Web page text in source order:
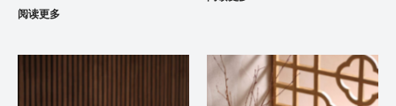
阅读更多